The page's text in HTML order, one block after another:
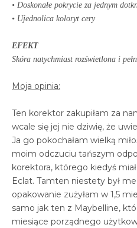
• Doskonałe pokrycie za jednym
• Ujednolica koloryt cery
EFEKT
Skóra natychmiast rozświetlona i
Moja opinia:
Ten korektor zakupiłam za
wcale się jej nie dziwię, że
Ja go pokochałam wielką
moim odczuciu tańszym
korektora, którego kiedyś
Eclat. Tamten niestety był
opakowanie zużyłam w 1,5
samo jak ten z Maybelline,
miesiące porządnego